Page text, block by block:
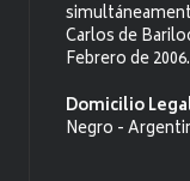
Carlos de
Febrero de 2006.
Domicilio
Negro -